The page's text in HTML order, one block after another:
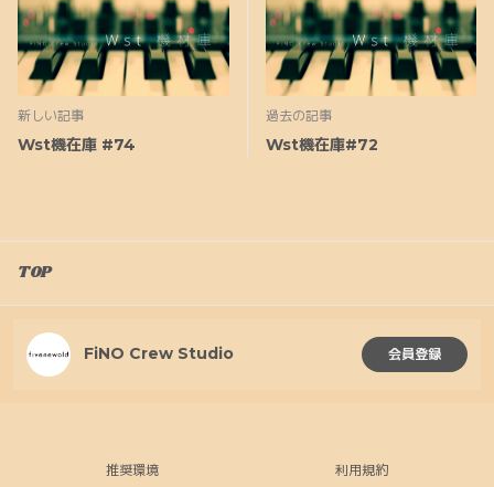
新しい記事
Wst機在庫 #74
過去の記事
Wst機在庫#72
TOP
FiNO Crew Studio 会員登録
推奨環境 利用規約